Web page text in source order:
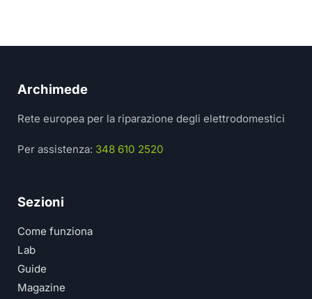
Archimede
Rete europea per la riparazione degli elettrodomestici
Per assistenza: 348 610 2520
Sezioni
Come funziona
Lab
Guide
Magazine